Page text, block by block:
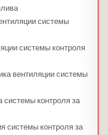
системы
системы контроля
вентиляции системы
системы контроля за
системы контроля за